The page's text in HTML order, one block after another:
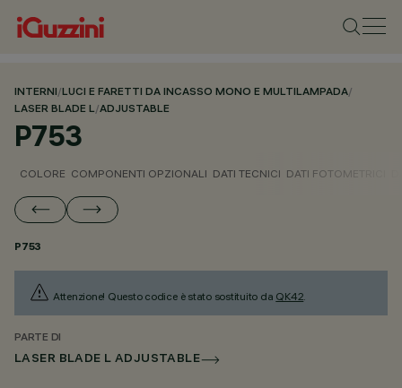
INTERNI/LUCI E FARETTI DA INCASSO MONO E MULTILAMPADA/
LASER BLADE L/ADJUSTABLE
P753
COLORE COMPONENTI OPZIONALI DATI TECNICI DATI FOTOMETRICI
P753
Attenzione! Questo codice è stato sostituito da QK42.
PARTE DI
LASER BLADE L ADJUSTABLE